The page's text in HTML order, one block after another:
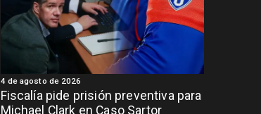
Fiscalía pide prisión preventiva para
Michael Clark en Caso Sartor
4 de agosto de 2026